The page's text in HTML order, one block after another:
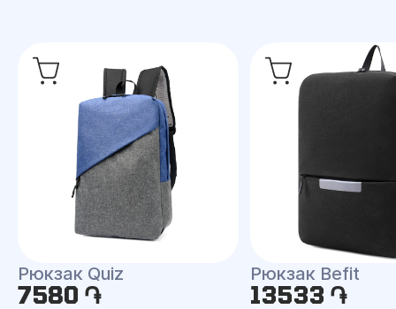
Рюкзак Quiz
7580 ֏
Рюкзак Befit
13533 ֏